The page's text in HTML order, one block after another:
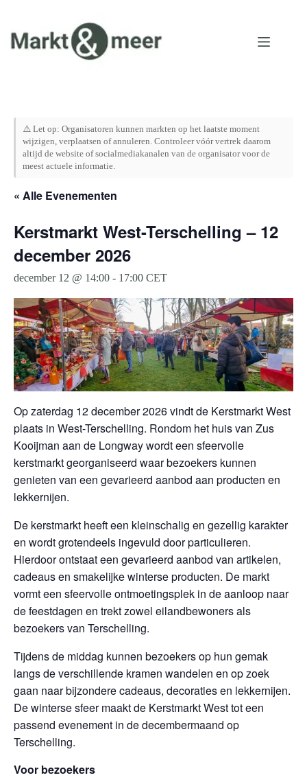
inhoud
⚠️ Let op: Organisatoren kunnen markten op het laatste moment
wijzigen, verplaatsen of annuleren. Controleer vóór vertrek daarom
altijd de website of socialmediakanalen van de organisator voor de
meest actuele informatie.
« Alle Evenementen
Kerstmarkt West-Terschelling – 12
december 2026
december 12 @ 14:00 - 17:00 CET
Op zaterdag 12 december 2026 vindt de Kerstmarkt West
plaats in West-Terschelling. Rondom het huis van Zus
Kooijman aan de Longway wordt een sfeervolle
kerstmarkt georganiseerd waar bezoekers kunnen
genieten van een gevarieerd aanbod aan producten en
lekkernijen.
De kerstmarkt heeft een kleinschalig en gezellig karakter
en wordt grotendeels ingevuld door particulieren.
Hierdoor ontstaat een gevarieerd aanbod van artikelen,
cadeaus en smakelijke winterse producten. De markt
vormt een sfeervolle ontmoetingsplek in de aanloop naar
de feestdagen en trekt zowel eilandbewoners als
bezoekers van Terschelling.
Tijdens de middag kunnen bezoekers op hun gemak
langs de verschillende kramen wandelen en op zoek
gaan naar bijzondere cadeaus, decoraties en lekkernijen.
De winterse sfeer maakt de Kerstmarkt West tot een
passend evenement in de decembermaand op
Terschelling.
Voor bezoekers